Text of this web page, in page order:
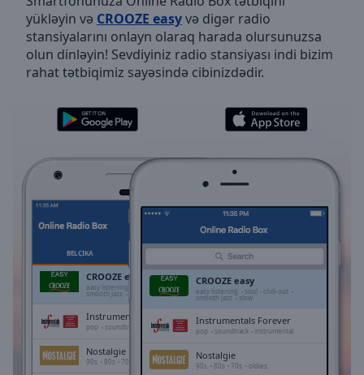
Backward
Skip
Forward
Mute
Current
Duration-:-
0.00%
Stream
TypeLIVE
LIVE
Remaining
yükləyin və CROOZE easyvə digər radio
stansiyalarını onlayn olaraq harada olursunuzsa
olun dinləyin! Sevdiyiniz radio stansiyası indi bizim
rahat tətbiqimiz sayəsində cibinizdədir.
BELÇIKA
CROOZE easy
easy listening chill-out
smooth jazz
Instrumentals Forever
pop soundtrack instrumental
Nostalgie
90s 80s 70s oldies
CROOZE easy
easy listening soul chill-out
smooth jazz slow
Instrumentals Forever
pop soundtrack instrumental
Nostalgie
90s 80s 70s oldies